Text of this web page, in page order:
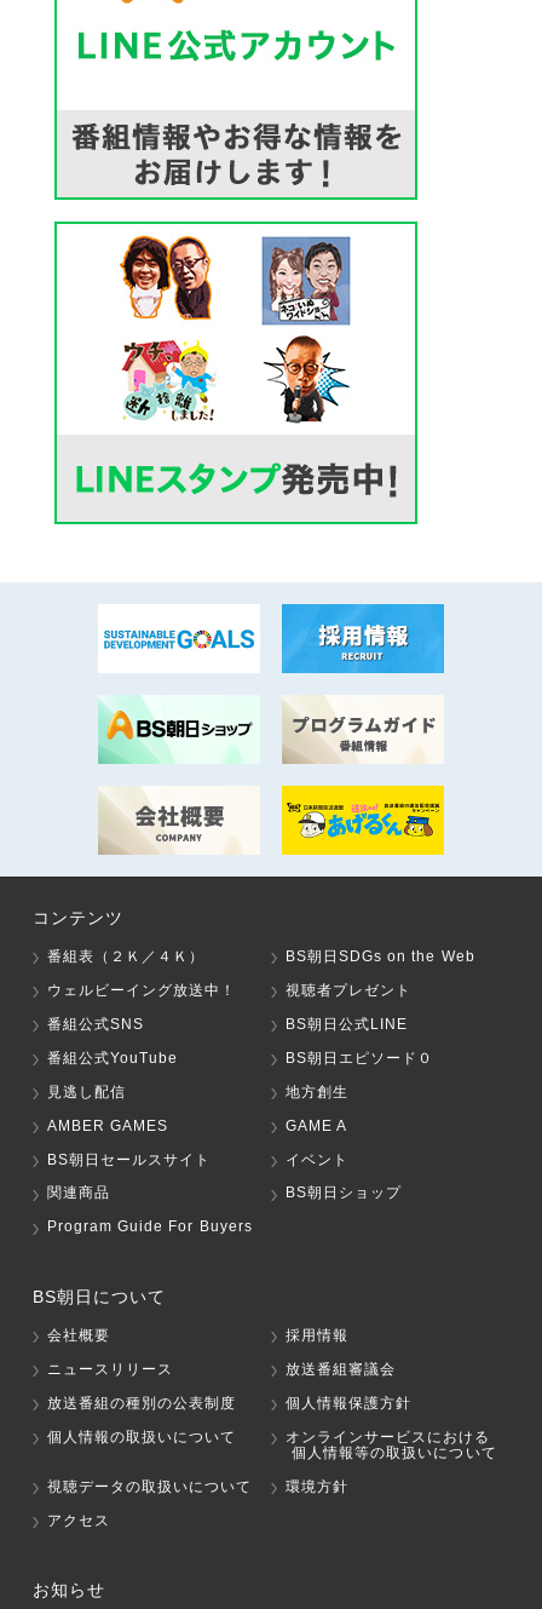
コンテンツ
番組表（２Ｋ／４Ｋ）
BS朝日SDGs on the Web
ウェルビーイング放送中！
視聴者プレゼント
番組公式SNS
BS朝日公式LINE
番組公式YouTube
BS朝日エピソード０
見逃し配信
地方創生
AMBER GAMES
GAME A
BS朝日セールスサイト
イベント
関連商品
BS朝日ショップ
Program Guide For Buyers
BS朝日について
会社概要
採用情報
ニュースリリース
放送番組審議会
放送番組の種別の公表制度
個人情報保護方針
個人情報の取扱いについて
オンラインサービスにおける
個人情報等の取扱いについて
視聴データの取扱いについて
環境方針
アクセス
お知らせ